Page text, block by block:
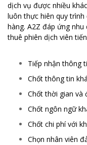
dịch vụ được nhiều
luôn thực hiên quy trình
hàng. A2Z đáp ứng
thuê phiên dịch viên
Tiếp nhận thông
Chốt thông tin
Chốt thời gian và
Chốt ngôn ngữ
Chốt chi phí với
Chọn nhân viên